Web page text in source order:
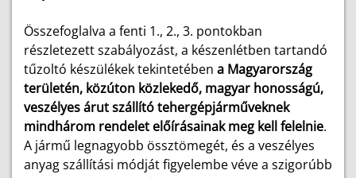
Összefoglalva a fenti 1., 2., 3. pontokban
részletezett szabályozást, a készenlétben tartandó
tűzoltó készülékek tekintetében a Magyarország
területén, közúton közlekedő, magyar honosságú,
veszélyes árut szállító tehergépjárműveknek
mindhárom rendelet előírásainak meg kell felelnie.
A jármű legnagyobb össztömegét, és a veszélyes
anyag szállítási módját figyelembe véve a szigorúbb